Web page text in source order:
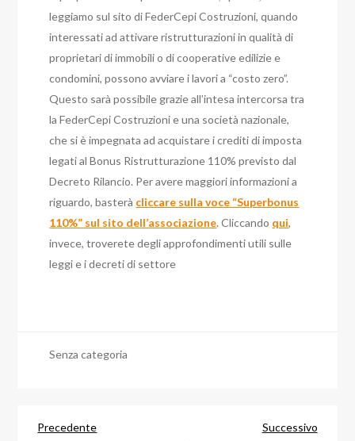
leggiamo sul sito di FederCepi Costruzioni, quando
interessati ad attivare ristrutturazioni in qualità di
proprietari di immobili o di cooperative edilizie e
condomini, possono avviare i lavori a “costo zero”.
Questo sarà possibile grazie all’intesa intercorsa tra
la FederCepi Costruzioni e una società nazionale,
che si è impegnata ad acquistare i crediti di imposta
legati al Bonus Ristrutturazione 110% previsto dal
Decreto Rilancio. Per avere maggiori informazioni a
riguardo, basterà cliccare sulla voce “Superbonus
110%” sul sito dell’associazione. Cliccando qui,
invece, troverete degli approfondimenti utili sulle
leggi e i decreti di settore
Senza categoria
Articolo
Precedente
Successivo